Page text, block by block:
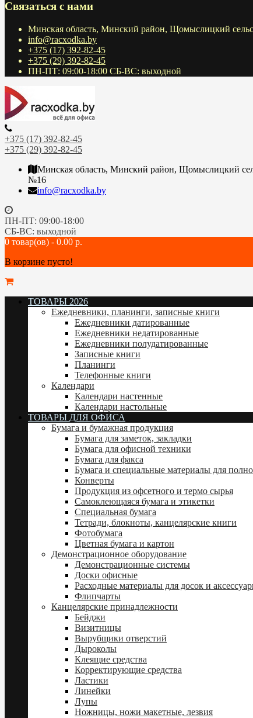
Связаться с нами
Минская область, Минский район, Щомыслицкий
info@racxodka.by
+375 (17) 392-82-45
+375 (29) 392-82-45
ПН-ПТ: 09:00-18:00 СБ-ВС: выходной
+375 (17) 392-82-45
+375 (29) 392-82-45
Минская область, Минский район, Щомыслицкий
№16
info@racxodka.by
ПН-ПТ: 09:00-18:00
СБ-ВС: выходной
0 товар(ов) - 0.00 р.
В корзине пусто!
ТОВАРЫ 2026
Ежедневники, планинги, записные книги
Ежедневники датированные
Ежедневники недатированные
Ежедневники полудатированные
Записные книги
Планинги
Телефонные книги
Календари
Календари настенные
Календари настольные
ТОВАРЫ ДЛЯ ОФИСА
Бумага и бумажная продукция
Бумага для заметок, закладки
Бумага для офисной техники
Бумага для факса
Бумага и специальные материалы для
Конверты
Продукция из офсетного и термо сырья
Самоклеющаяся бумага и этикетки
Специальная бумага
Тетради, блокноты, канцелярские книги
Фотобумага
Цветная бумага и картон
Демонстрационное оборудование
Демонстрационные системы
Доски офисные
Расходные материалы для досок и
Флипчарты
Канцелярские принадлежности
Бейджи
Визитницы
Вырубщики отверстий
Дыроколы
Клеящие средства
Корректирующие средства
Ластики
Линейки
Лупы
Ножницы, ножи макетные, лезвия